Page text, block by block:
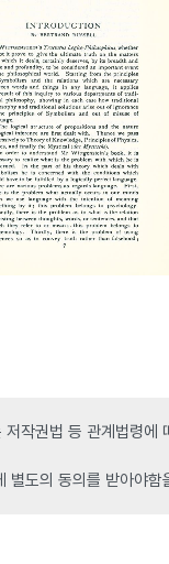
작권법 등 관계법령
별도의 동의를 받아야함